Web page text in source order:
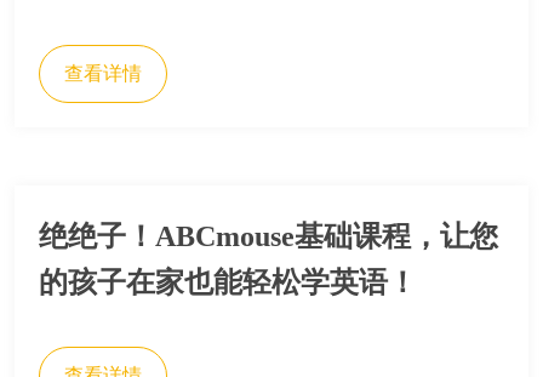
查看详情
绝绝子！ABCmouse基础课程，让您
的孩子在家也能轻松学英语！